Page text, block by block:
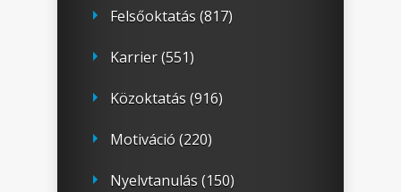
Felsőoktatás (817)
Karrier(551)
Közoktatás (916)
Motiváció (220)
Nyelvtanulás (150)